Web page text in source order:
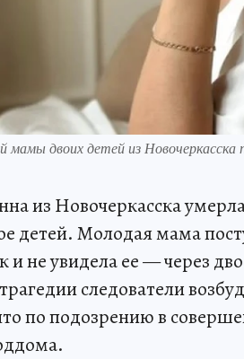
мамы двоих детей из Новочеркасска
из Новочеркасска
детей. Молодая мама
и не увидела ее — через
следователи
по подозрению в